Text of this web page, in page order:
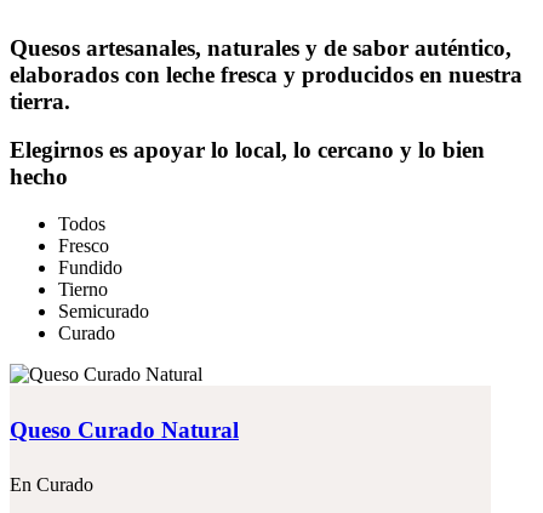
Quesos artesanales, naturales y de sabor auténtico,
elaborados con leche fresca y producidos en nuestra
tierra.
Elegirnos es apoyar lo local, lo cercano y lo bien
hecho
Todos
Fresco
Fundido
Tierno
Semicurado
Curado
Queso Curado Natural
En Curado